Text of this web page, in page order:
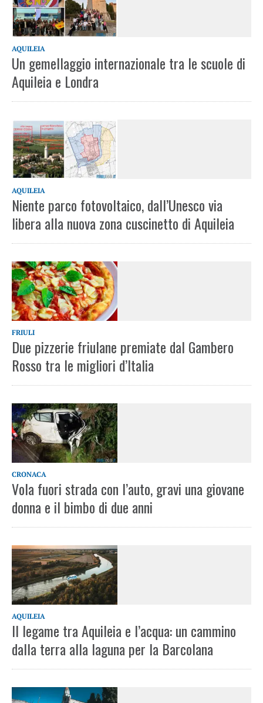
AQUILEIA
Un gemellaggio internazionale tra le scuole di
Aquileia e Londra
AQUILEIA
Niente parco fotovoltaico, dall’Unesco via
libera alla nuova zona cuscinetto di Aquileia
FRIULI
Due pizzerie friulane premiate dal Gambero
Rosso tra le migliori d’Italia
CRONACA
Vola fuori strada con l’auto, gravi una giovane
donna e il bimbo di due anni
AQUILEIA
Il legame tra Aquileia e l’acqua: un cammino
dalla terra alla laguna per la Barcolana